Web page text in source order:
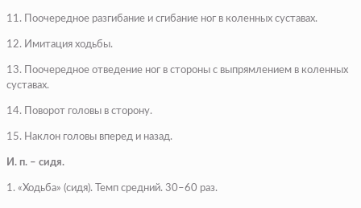
11. Поочередное разгибание и сгибание ног в коленных суставах.
12. Имитация ходьбы.
13. Поочередное отведение ног в стороны с выпрямлением в коленных
суставах.
14. Поворот головы в сторону.
15. Наклон головы вперед и назад.
И. п. – сидя.
1. «Ходьба» (сидя). Темп средний. 30–60 раз.